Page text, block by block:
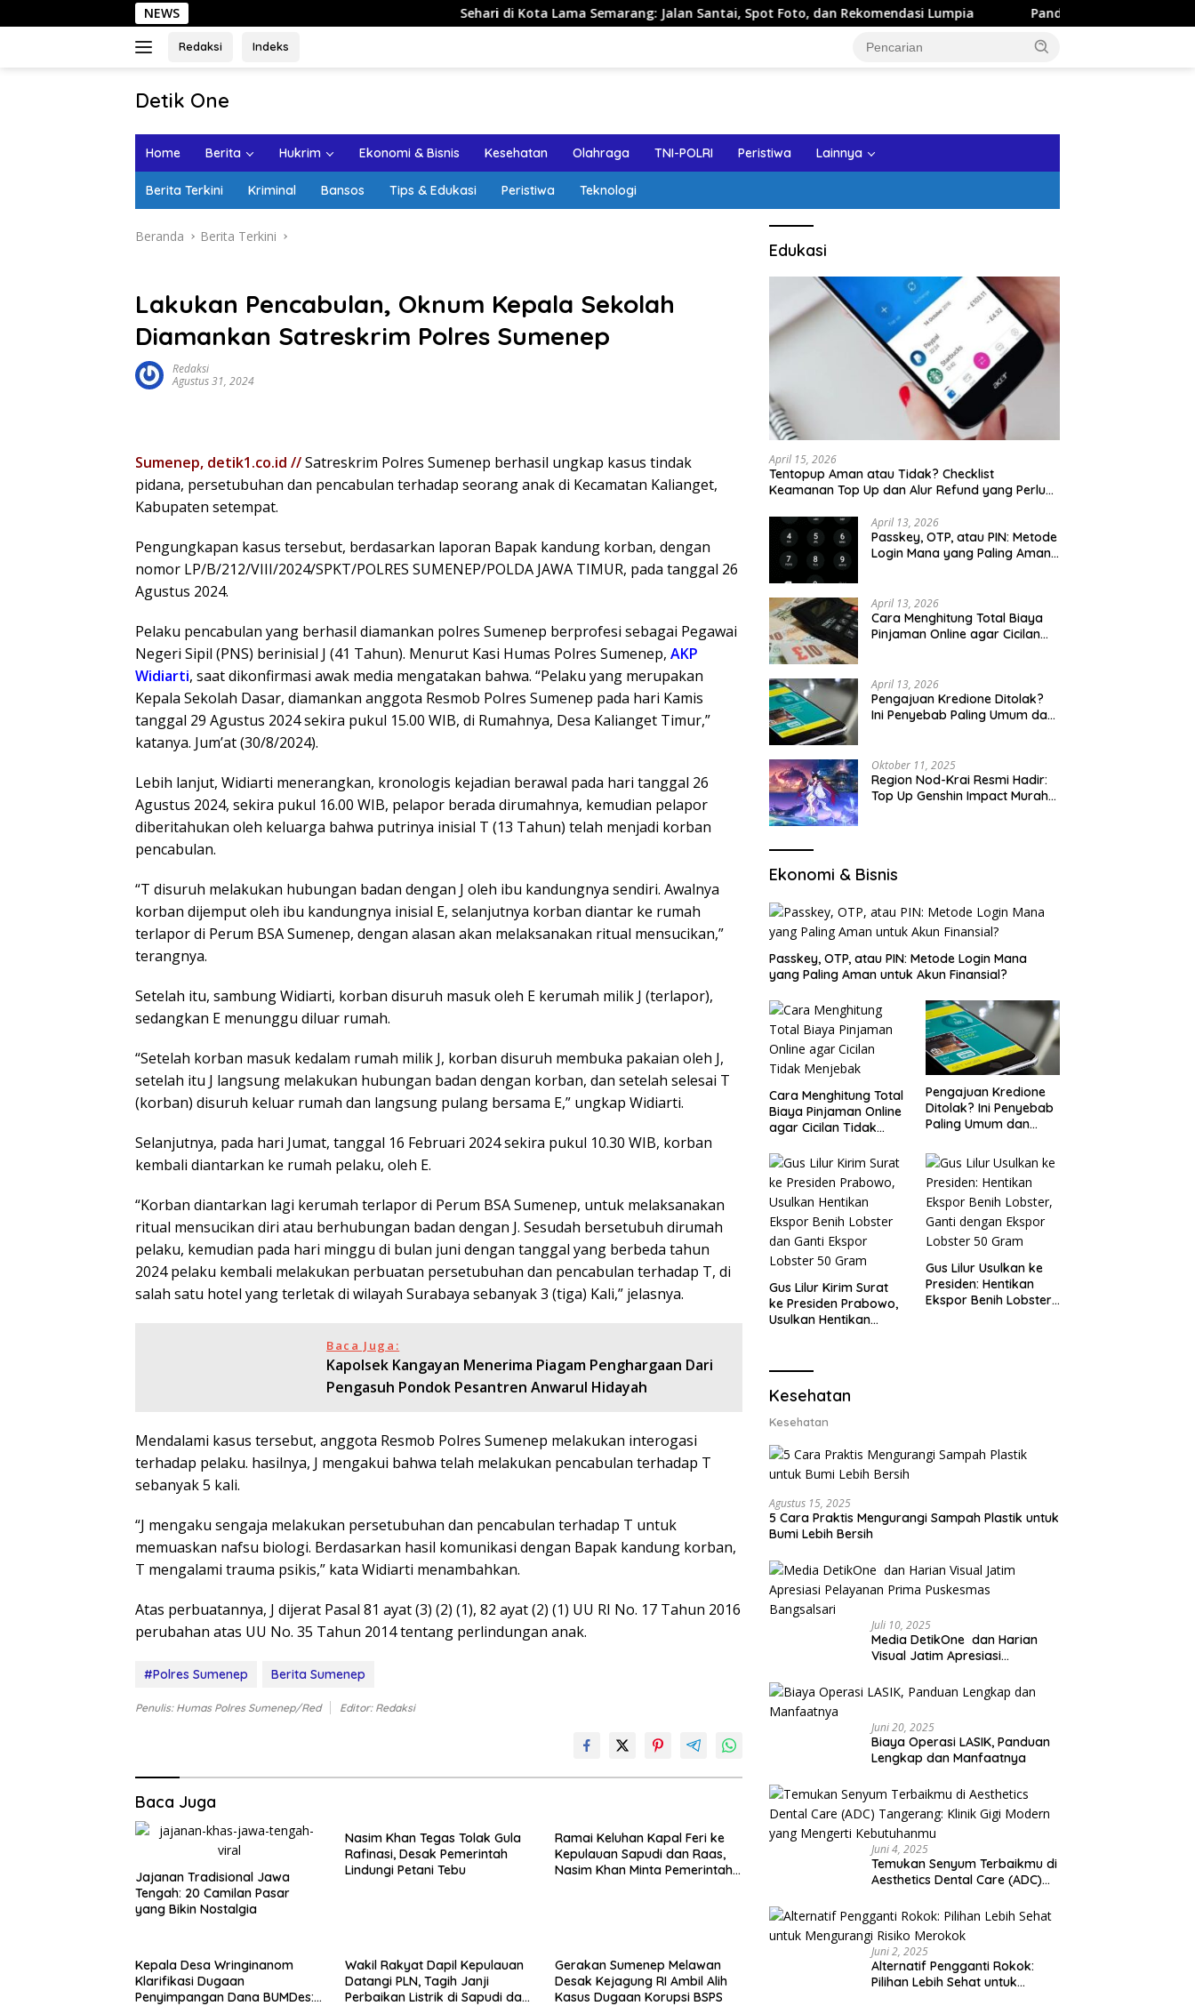
ke
NEWS Sehari di Kota Lama Semarang: Jalan Santai, Spot Foto, dan Rekomendasi Lumpia Panduan Wisata Keluarga ke Kota
Redaksi Indeks
Detik One
Ungkap
Home Berita Hukrim Ekonomi & Bisnis Kesehatan Olahraga TNI-POLRI Peristiwa Lainnya
Berita Terkini Kriminal Bansos Tips & Edukasi Peristiwa Teknologi
Beranda Berita Terkini
Lakukan Pencabulan, Oknum Kepala Sekolah
Diamankan Satreskrim Polres Sumenep
Redaksi
Agustus 31, 2024
Sumenep, detik1.co.id //Satreskrim Polres Sumenep berhasil ungkap kasus tindak
pidana, persetubuhan dan pencabulan terhadap seorang anak di Kecamatan Kalianget,
Kabupaten setempat.
Pengungkapan kasus tersebut, berdasarkan laporan Bapak kandung korban, dengan
nomor LP/B/212/VIII/2024/SPKT/POLRES SUMENEP/POLDA JAWA TIMUR, pada tanggal 26
Agustus 2024.
Pelaku pencabulan yang berhasil diamankan polres Sumenep berprofesi sebagai Pegawai
Negeri Sipil (PNS) berinisial J (41 Tahun). Menurut Kasi Humas Polres Sumenep, AKP
Widiarti, saat dikonfirmasi awak media mengatakan bahwa. “Pelaku yang merupakan
Kepala Sekolah Dasar, diamankan anggota Resmob Polres Sumenep pada hari Kamis
tanggal 29 Agustus 2024 sekira pukul 15.00 WIB, di Rumahnya, Desa Kalianget Timur,”
katanya. Jum’at (30/8/2024).
Lebih lanjut, Widiarti menerangkan, kronologis kejadian berawal pada hari tanggal 26
Agustus 2024, sekira pukul 16.00 WIB, pelapor berada dirumahnya, kemudian pelapor
diberitahukan oleh keluarga bahwa putrinya inisial T (13 Tahun) telah menjadi korban
pencabulan.
“T disuruh melakukan hubungan badan dengan J oleh ibu kandungnya sendiri. Awalnya
korban dijemput oleh ibu kandungnya inisial E, selanjutnya korban diantar ke rumah
terlapor di Perum BSA Sumenep, dengan alasan akan melaksanakan ritual mensucikan,”
terangnya.
Setelah itu, sambung Widiarti, korban disuruh masuk oleh E kerumah milik J (terlapor),
sedangkan E menunggu diluar rumah.
“Setelah korban masuk kedalam rumah milik J, korban disuruh membuka pakaian oleh J,
setelah itu J langsung melakukan hubungan badan dengan korban, dan setelah selesai T
(korban) disuruh keluar rumah dan langsung pulang bersama E,” ungkap Widiarti.
Selanjutnya, pada hari Jumat, tanggal 16 Februari 2024 sekira pukul 10.30 WIB, korban
kembali diantarkan ke rumah pelaku, oleh E.
“Korban diantarkan lagi kerumah terlapor di Perum BSA Sumenep, untuk melaksanakan
ritual mensucikan diri atau berhubungan badan dengan J. Sesudah bersetubuh dirumah
pelaku, kemudian pada hari minggu di bulan juni dengan tanggal yang berbeda tahun
2024 pelaku kembali melakukan perbuatan persetubuhan dan pencabulan terhadap T, di
salah satu hotel yang terletak di wilayah Surabaya sebanyak 3 (tiga) Kali,” jelasnya.
Baca Juga:
Kapolsek Kangayan Menerima Piagam Penghargaan Dari
Pengasuh Pondok Pesantren Anwarul Hidayah
Mendalami kasus tersebut, anggota Resmob Polres Sumenep melakukan interogasi
terhadap pelaku. hasilnya, J mengakui bahwa telah melakukan pencabulan terhadap T
sebanyak 5 kali.
“J mengaku sengaja melakukan persetubuhan dan pencabulan terhadap T untuk
memuaskan nafsu biologi. Berdasarkan hasil komunikasi dengan Bapak kandung korban,
T mengalami trauma psikis,” kata Widiarti menambahkan.
Atas perbuatannya, J dijerat Pasal 81 ayat (3) (2) (1), 82 ayat (2) (1) UU RI No. 17 Tahun 2016
perubahan atas UU No. 35 Tahun 2014 tentang perlindungan anak.
#Polres Sumenep Berita Sumenep
Penulis: Humas Polres Sumenep/Red Editor: Redaksi
Baca Juga
Jajanan Tradisional Jawa
Tengah: 20 Camilan Pasar
yang Bikin Nostalgia
Nasim Khan Tegas Tolak Gula
Rafinasi, Desak Pemerintah
Lindungi Petani Tebu
Ramai Keluhan Kapal Feri ke
Kepulauan Sapudi dan Raas,
Nasim Khan Minta Pemerintah
Kepala Desa Wringinanom
Klarifikasi Dugaan
Penyimpangan Dana BUMDes:
Wakil Rakyat Dapil Kepulauan
Datangi PLN, Tagih Janji
Perbaikan Listrik di Sapudi dan
Gerakan Sumenep Melawan
Desak Kejagung RI Ambil Alih
Kasus Dugaan Korupsi BSPS
Edukasi
April 15, 2026
Tentopup Aman atau Tidak? Checklist
Keamanan Top Up dan Alur Refund yang Perlu
April 13, 2026
Passkey, OTP, atau PIN: Metode
Login Mana yang Paling Aman
April 13, 2026
Cara Menghitung Total Biaya
Pinjaman Online agar Cicilan
April 13, 2026
Pengajuan Kredione Ditolak?
Ini Penyebab Paling Umum dan
Oktober 11, 2025
Region Nod-Krai Resmi Hadir:
Top Up Genshin Impact Murah
Ekonomi & Bisnis
Passkey, OTP, atau PIN: Metode Login Mana
yang Paling Aman untuk Akun Finansial?
Cara Menghitung Total
Biaya Pinjaman Online
agar Cicilan Tidak
Pengajuan Kredione
Ditolak? Ini Penyebab
Paling Umum dan
Gus Lilur Kirim Surat
ke Presiden Prabowo,
Usulkan Hentikan
Lobster 50 Gram
Gus Lilur Usulkan ke
Presiden: Hentikan
Ekspor Benih Lobster,
Kesehatan
Kesehatan
Agustus 15, 2025
5 Cara Praktis Mengurangi Sampah Plastik untuk
Bumi Lebih Bersih
Juli 10, 2025
Media DetikOne dan Harian
Visual Jatim Apresiasi
Bangsalsari
Juni 20, 2025
Biaya Operasi LASIK, Panduan
Lengkap dan Manfaatnya
Juni 4, 2025
Temukan Senyum Terbaikmu di
Aesthetics Dental Care (ADC)
yang Mengerti Kebutuhanmu
Juni 2, 2025
Alternatif Pengganti Rokok:
Pilihan Lebih Sehat untuk